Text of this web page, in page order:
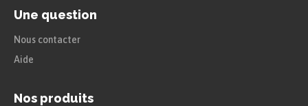
Une question
Nous contacter
Aide
Nos produits